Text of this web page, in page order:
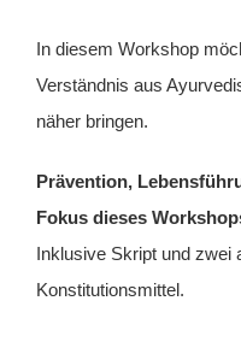
In diesem Workshop
Verständnis aus
näher bringen.
Prävention,
Fokus dieses
Inklusive Skript und zwei
Konstitutionsmittel.